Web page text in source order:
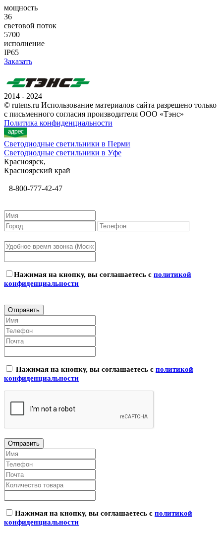
мощность
36
световой поток
5700
исполнение
IP65
Заказать
2014 - 2024
© rutens.ru Использование материалов сайта разрешено только
с письменного согласия производителя ООО «Тэнс»
Политика конфиденциальности
Светодиодные светильники в Перми
Светодиодные светильники в Уфе
Красноярск,
Красноярский край
8-800-777-42-47
Нажимая на кнопку, вы соглашаетесь с политикой
конфиденциальности
Нажимая на кнопку, вы соглашаетесь с политикой
конфиденциальности
Нажимая на кнопку, вы соглашаетесь с политикой
конфиденциальности